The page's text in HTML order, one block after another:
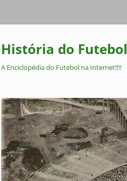
Pular
conteúdo
História do Futebol
A Enciclopédia do Futebol na Internet!!!!